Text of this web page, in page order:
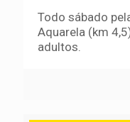
Todo sábado
Aquarela (km
adultos.